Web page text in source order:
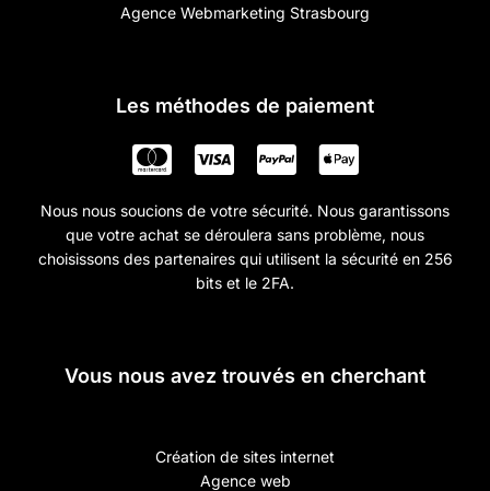
Agence Webmarketing Strasbourg
Les méthodes de paiement
Nous nous soucions de votre sécurité. Nous garantissons
que votre achat se déroulera sans problème, nous
choisissons des partenaires qui utilisent la sécurité en 256
bits et le 2FA.
Vous nous avez trouvés en cherchant
Création de sites internet
Agence web